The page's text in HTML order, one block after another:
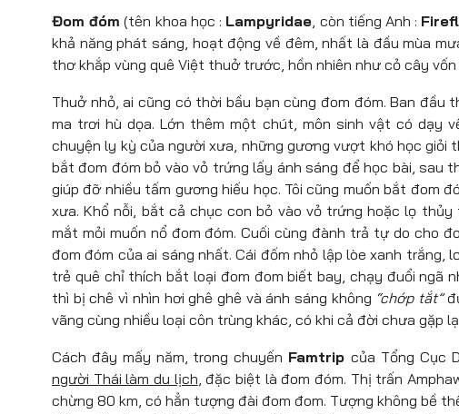
Đom đóm (tên khoa học : Lampyridae, còn tiếng Anh :
khả năng phát sáng, hoạt động về đêm, nhất là đầu mùa
thơ khắp vùng quê Việt thuở trước, hồn nhiên như cỏ cây vốn
Thuở nhỏ, ai cũng có thời bầu bạn cùng đom đóm. Ban
ma trơi hù dọa. Lớn thêm một chút, môn sinh vật có dạy
chuyện ly kỳ của người xưa, những gương vượt khó học giỏi
bắt đom đóm bỏ vào vỏ trứng lấy ánh sáng để học bài, sau
giúp đỡ nhiều tấm gương hiếu học. Tôi cũng muốn bắt đom
xưa. Khổ nỗi, bắt cả chục con bỏ vào vỏ trứng hoặc lọ
mắt mỏi muốn nổ đom đóm. Cuối cùng đành trả tự do cho
đom đóm của ai sáng nhất. Cái đốm nhỏ lập lòe xanh
trẻ quê chỉ thích bắt loại đom đom biết bay, chạy đuổi ngã
thì bị chê vì nhìn hơi ghê ghê và ánh sáng không “chớp tắt”
vãng cùng nhiều loại côn trùng khác, có khi cả đời chưa gặp
Cách đây mấy năm, trong chuyến Famtripcủa Tổng Cục
người Thái làm du lịch, đặc biệt là đom đóm. Thị trấn
chừng 80 km, có hẳn tượng đài đom đom. Tượng không bề